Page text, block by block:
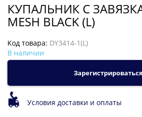
КУПАЛЬНИК С
MESH BLACK (L)
Код товара: DY3414-1(L)
В наличии
Зарегистрироваться
Условия доставки и оплаты